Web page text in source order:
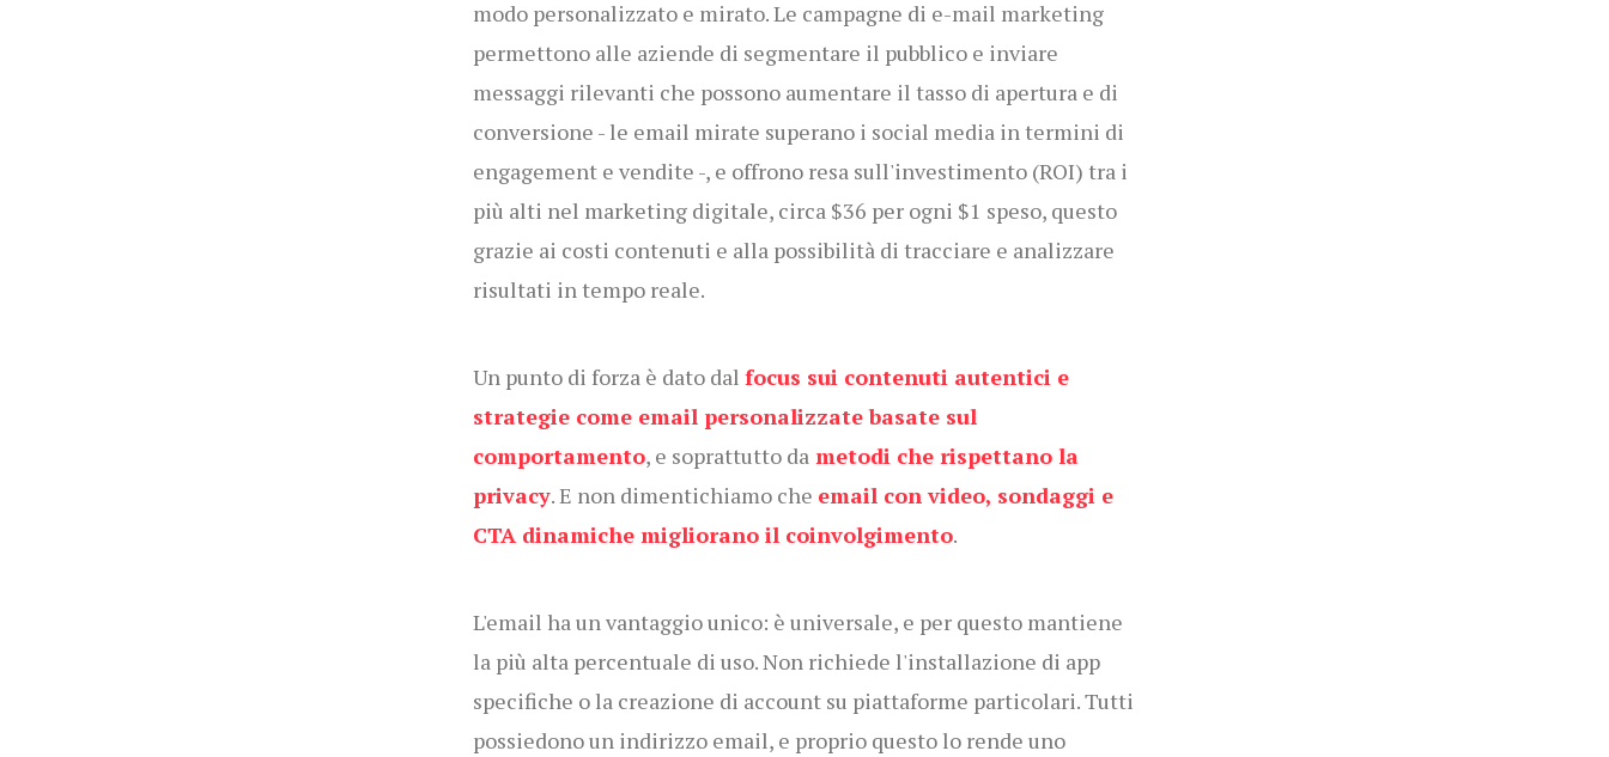
modo personalizzato e mirato. Le campagne di e-mail marketing
permettono alle aziende di segmentare il pubblico e inviare
messaggi rilevanti che possono aumentare il tasso di apertura e di
conversione - le email mirate superano i social media in termini di
engagement e vendite -, e offrono resa sull'investimento (ROI) tra i
più alti nel marketing digitale, circa $36 per ogni $1 speso,questo
grazie ai costi contenuti e alla possibilità di tracciare e analizzare
risultati in tempo reale.
Un punto di forza è dato dal focus sui contenuti autentici e
strategie come email personalizzate basate sul
comportamento, e soprattutto dametodi che rispettano la
privacy. E non dimentichiamo che email con video, sondaggi e
CTA dinamiche migliorano il coinvolgimento.
L'email ha un vantaggio unico: è universale, e per questo mantiene
la più alta percentuale di uso. Non richiede l'installazione di app
specifiche o la creazione di account su piattaforme particolari. Tutti
possiedono un indirizzo email, e proprio questo lo rende uno